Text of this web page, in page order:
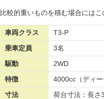
比較的重いものを積む場合には
車両クラス
T3-P
乗車定員
3名
駆動
2WD
特徴
4000cc（ディ
寸法
荷台寸法：長さ